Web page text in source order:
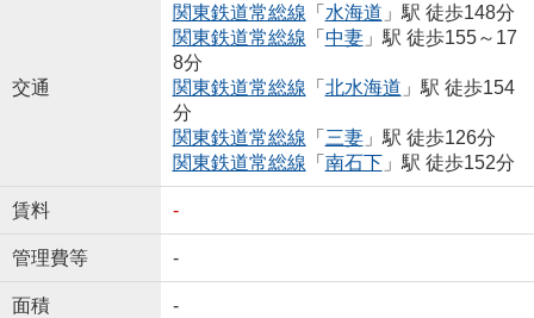
交通
関東鉄道常総線 「 水海道 」駅 徒歩148分
関東鉄道常総線 「 中妻」駅 徒歩155～17
8分
関東鉄道常総線 「 北水海道 」駅 徒歩154
分
関東鉄道常総線 「 三妻」駅 徒歩126分
関東鉄道常総線 「 南石下」駅 徒歩152分
賃料 -
管理費等 -
面積 -